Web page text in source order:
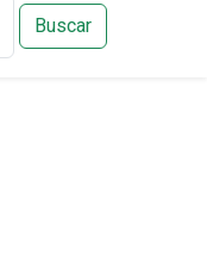
Buscar